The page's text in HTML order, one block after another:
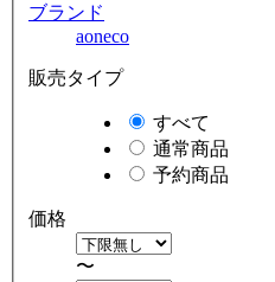
ブランド
aoneco
販売タイプ
すべて
通常商品
予約商品
価格
〜